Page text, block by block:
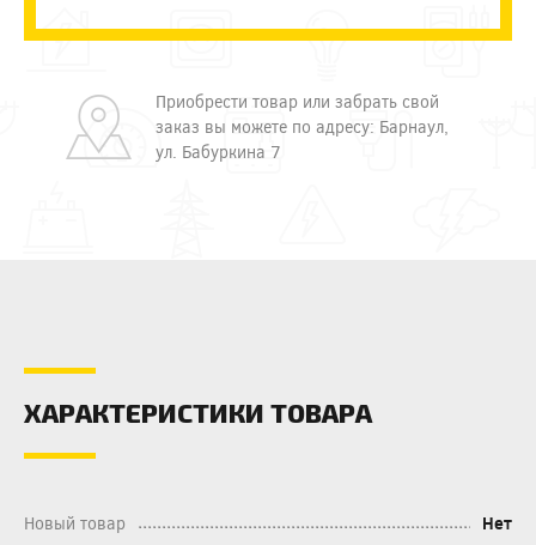
Приобрести товар или забрать свой
заказ вы можете по адресу: Барнаул,
ул. Бабуркина 7
ХАРАКТЕРИСТИКИ ТОВАРА
Новый товар Нет